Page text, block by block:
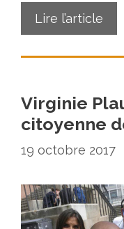
Lire l’article
Virginie
citoyenne
19 octobre 2017